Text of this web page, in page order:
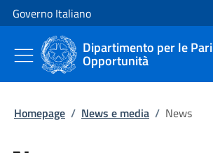
Vai al contenuto
Vai alla navigazione del sito
Governo Italiano
Dipartimento per le Pari
Opportunità
Homepage / News e media / News